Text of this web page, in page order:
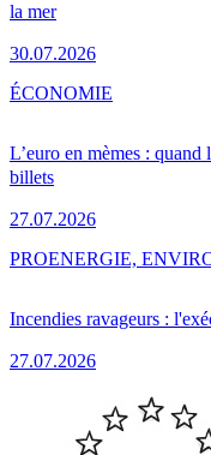
la mer
30.07.2026
L’euro en mèmes :
billets
27.07.2026
ÉCONOMIE
Incendies ravageurs :
27.07.2026
PROENERGIE,